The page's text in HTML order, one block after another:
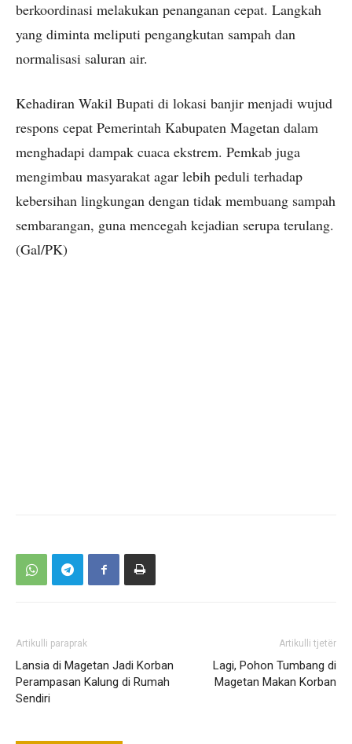
berkoordinasi melakukan penanganan cepat. Langkah
yang diminta meliputi pengangkutan sampah dan
normalisasi saluran air.
Kehadiran Wakil Bupati di lokasi banjir menjadi wujud
respons cepat Pemerintah Kabupaten Magetan dalam
menghadapi dampak cuaca ekstrem. Pemkab juga
mengimbau masyarakat agar lebih peduli terhadap
kebersihan lingkungan dengan tidak membuang sampah
sembarangan, guna mencegah kejadian serupa terulang.
(Gal/PK)
Artikulli paraprak
Lansia di Magetan Jadi Korban
Perampasan Kalung di Rumah
Sendiri
Artikulli tjetër
Lagi, Pohon Tumbang di
Magetan Makan Korban